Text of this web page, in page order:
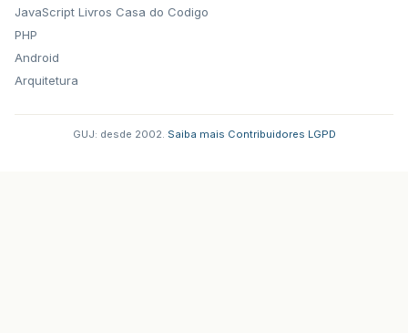
JavaScript
PHP
Android
Arquitetura
Livros Casa do Codigo
GUJ: desde 2002. Saiba mais Contribuidores LGPD